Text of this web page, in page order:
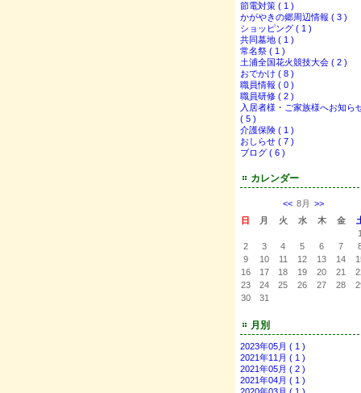
節電対策 ( 1 )
かがやきの郷周辺情報 ( 3 )
ショッピング ( 1 )
共同墓地 ( 1 )
常名祭 ( 1 )
土浦全国花火競技大会 ( 2 )
おでかけ ( 8 )
職員情報 ( 0 )
職員研修 ( 2 )
入居者様・ご家族様へお知ら
( 5 )
介護保険 ( 1 )
おしらせ ( 7 )
ブログ ( 6 )
カレンダー
<< 8月 >>
日
月 火 水 木 金
1
2
3 4 5 6 7
9
10 11 12 13 14
16
17 18 19 20 21
23
24 25 26 27 28
30
31
月別
2023年05月 ( 1 )
2021年11月 ( 1 )
2021年05月 ( 2 )
2021年04月 ( 1 )